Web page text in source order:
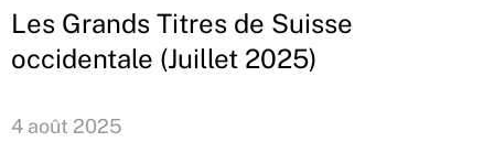
Les Grands Titres de Suisse
occidentale (Juillet 2025)
4 août 2025